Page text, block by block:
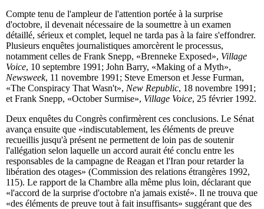
Compte tenu de l'ampleur de l'attention portée à la surprise
d'octobre, il devenait nécessaire de la soumettre à un examen
détaillé, sérieux et complet, lequel ne tarda pas à la faire s'effondrer.
Plusieurs enquêtes journalistiques amorcèrent le processus,
notamment celles de Frank Snepp, «Brenneke Exposed», Village
Voice, 10 septembre 1991; John Barry, «Making of a Myth»,
Newsweek, 11 novembre 1991; Steve Emerson et Jesse Furman,
«The Conspiracy That Wasn't», New Republic, 18 novembre 1991;
et Frank Snepp, «October Surmise», Village Voice, 25 février 1992.
Deux enquêtes du Congrès confirmèrent ces conclusions. Le Sénat
avança ensuite que «indiscutablement, les éléments de preuve
recueillis jusqu'à présent ne permettent de loin pas de soutenir
l'allégation selon laquelle un accord aurait été conclu entre les
responsables de la campagne de Reagan et l'Iran pour retarder la
libération des otages» (Commission des relations étrangères 1992,
115). Le rapport de la Chambre alla même plus loin, déclarant que
«l'accord de la surprise d'octobre n'a jamais existé». Il ne trouva que
«des éléments de preuve tout à fait insuffisants» suggérant que des